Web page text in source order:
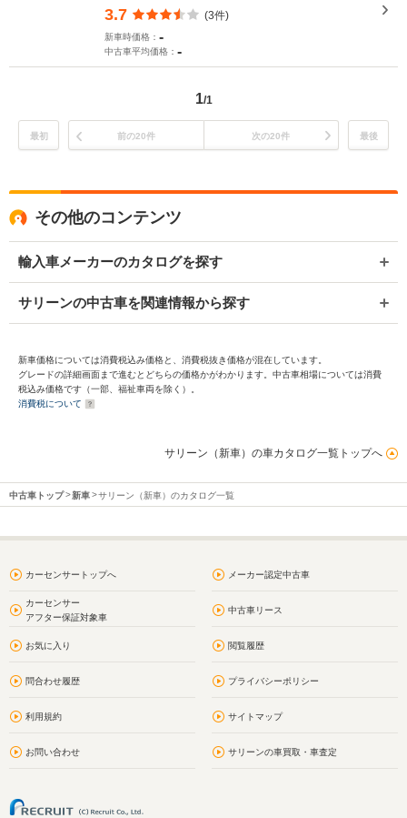
3.7 (3件)
新車時価格： -
中古車平均価格： -
1/1
最初 前の20件 次の20件 最後
その他のコンテンツ
輸入車メーカーのカタログを探す
サリーンの中古車を関連情報から探す
新車価格については消費税込み価格と、消費税抜き価格が混在しています。
グレードの詳細画面まで進むとどちらの価格かがわかります。中古車相場については消費
税込み価格です（一部、福祉車両を除く）。
消費税について
サリーン（新車）の車カタログ一覧トップへ
中古車トップ 新車 サリーン（新車）のカタログ一覧
カーセンサートップへ メーカー認定中古車
カーセンサー
アフター保証対象車
中古車リース
お気に入り 閲覧履歴
問合わせ履歴 プライバシーポリシー
利用規約 サイトマップ
お問い合わせ サリーンの車買取・車査定